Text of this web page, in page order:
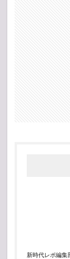
新時代レポ編集